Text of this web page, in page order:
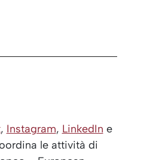
, Instagram, LinkedIn e
le attività di